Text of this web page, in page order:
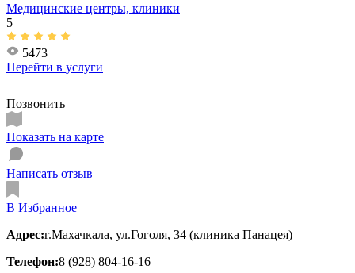
Медицинские центры, клиники
5
5473
Перейти в услуги
Позвонить
Показать на карте
Написать отзыв
В Избранное
Адрес:г.Махачкала, ул.Гоголя, 34 (клиника Панацея)
Телефон:8 (928) 804-16-16